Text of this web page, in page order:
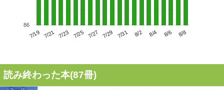
7/19 7/21 7/23 7/25 7/27 7/29 7/31 8/2 8/4 8/6 8/8
86
読み終わった本(87冊)